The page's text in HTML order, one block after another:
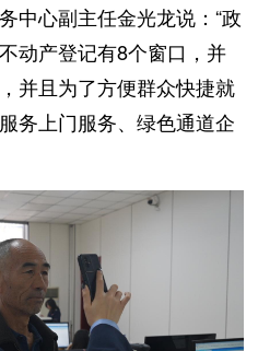
心副主任金光龙说：“政
动产登记有8个窗口，并
并且为了方便群众快捷就
务上门服务、绿色通道企